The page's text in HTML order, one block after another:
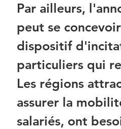
Par ailleurs,
peut se
dispositif
particuliers qui
Les régions
assurer la
salariés, ont